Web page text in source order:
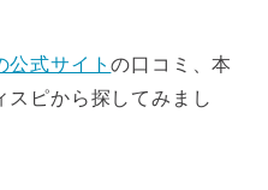
公式サイトの口コミ、本
スピから探してみまし